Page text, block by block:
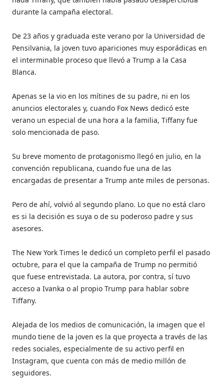
durante la campaña electoral.
De 23 años y graduada este verano por la Universidad de
Pensilvania, la joven tuvo apariciones muy esporádicas en
el interminable proceso que llevó a Trump a la Casa
Blanca.
Apenas se la vio en los mítines de su padre, ni en los
anuncios electorales y, cuando Fox News dedicó este
verano un especial de una hora a la familia, Tiffany fue
solo mencionada de paso.
Su breve momento de protagonismo llegó en julio, en la
convención republicana, cuando fue una de las
encargadas de presentar a Trump ante miles de personas.
Pero de ahí, volvió al segundo plano. Lo que no está claro
es si la decisión es suya o de su poderoso padre y sus
asesores.
The New York Times le dedicó un completo perfil el pasado
octubre, para el que la campaña de Trump no permitió
que fuese entrevistada. La autora, por contra, sí tuvo
acceso a Ivanka o al propio Trump para hablar sobre
Tiffany.
Alejada de los medios de comunicación, la imagen que el
mundo tiene de la joven es la que proyecta a través de las
redes sociales, especialmente de su activo perfil en
Instagram, que cuenta con más de medio millón de
seguidores.